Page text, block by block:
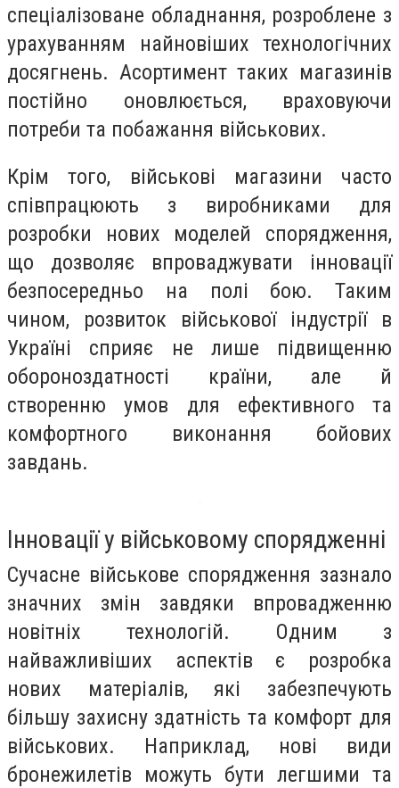
спеціалізоване обладнання, розроблене з
урахуванням найновіших технологічних
досягнень. Асортимент таких магазинів
постійно оновлюється, враховуючи
потреби та побажання військових.
Крім того, військові магазини часто
співпрацюють з виробниками для
розробки нових моделей спорядження,
що дозволяє впроваджувати інновації
безпосередньо на полі бою. Таким
чином, розвиток військової індустрії в
Україні сприяє не лише підвищенню
обороноздатності країни, але й
створенню умов для ефективного та
комфортного виконання бойових
завдань.
Інновації у військовому спорядженні
Сучасне військове спорядження зазнало
значних змін завдяки впровадженню
новітніх технологій. Одним з
найважливіших аспектів є розробка
нових матеріалів, які забезпечують
більшу захисну здатність та комфорт для
військових. Наприклад, нові види
бронежилетів можуть бути легшими та